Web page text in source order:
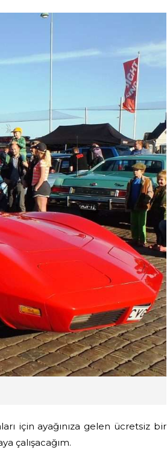
için ayağınıza gelen ücretsiz bir
çalışacağım.